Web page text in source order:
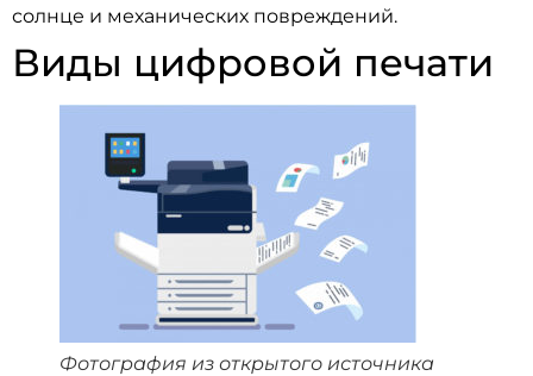
солнце и механических повреждений.
Виды цифровой печати
Фотография из открытого источника